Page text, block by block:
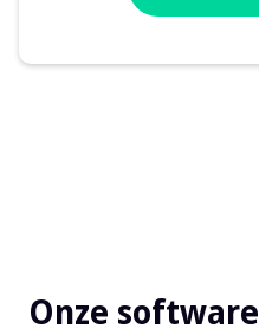
Onze software